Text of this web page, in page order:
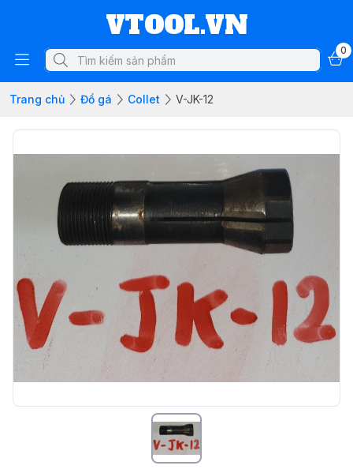
VTOOL.VN
0
Trang chủ Đồ gá Collet V-JK-12